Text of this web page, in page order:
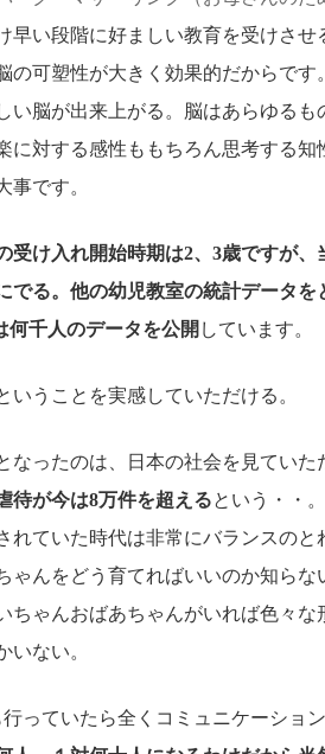
早い段階に好ましい教育を受けさ
の可塑性が大きく効果的だからで
い脳が出来上がる。脳はあらゆる
に対する感性ももちろん思考する
事です。
受け入れ開始時期は2、3歳ですが
でる。他の幼児教室の統計データ
何千人のデータを公開 しています。
いうことを実感していただける。
なったのは、日本の社会を見ていた
待が今は8万件を超えるという・・
れていた時代は非常にバランスの
ゃんをどう育てればいいのか知ら
ちゃんおばあちゃんがいれば色々
いない。
っていたら全くコミュニケーショ